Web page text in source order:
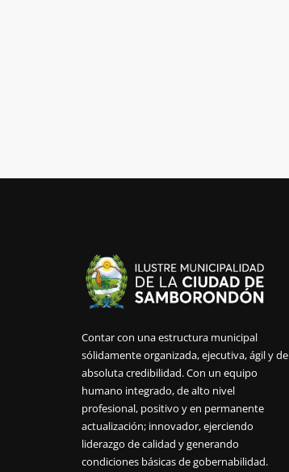
Contar con una estructura municipal
sólidamente organizada, ejecutiva, ágil y de
absoluta credibilidad. Con un equipo
humano integrado, de alto nivel
profesional, positivo y en permanente
actualización; innovador, ejerciendo
liderazgo de calidad y generando
condiciones básicas de gobernabilidad.